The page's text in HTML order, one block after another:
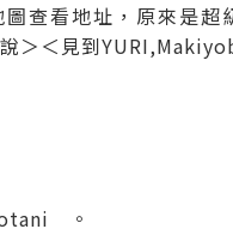
查看地址，原來是超
＞＜見到
。